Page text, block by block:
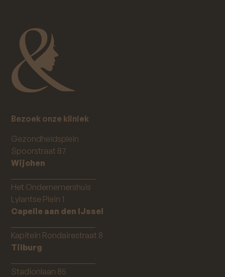
Bezoek onze kliniek
Gezondheidsplein
Spoorstraat 87
Wijchen
Het Ondernemershuis
Lylantse Plein 1
Capelle aan den IJssel
Kapitein Rondairestraat 8
Tilburg
Stadionlaan 85